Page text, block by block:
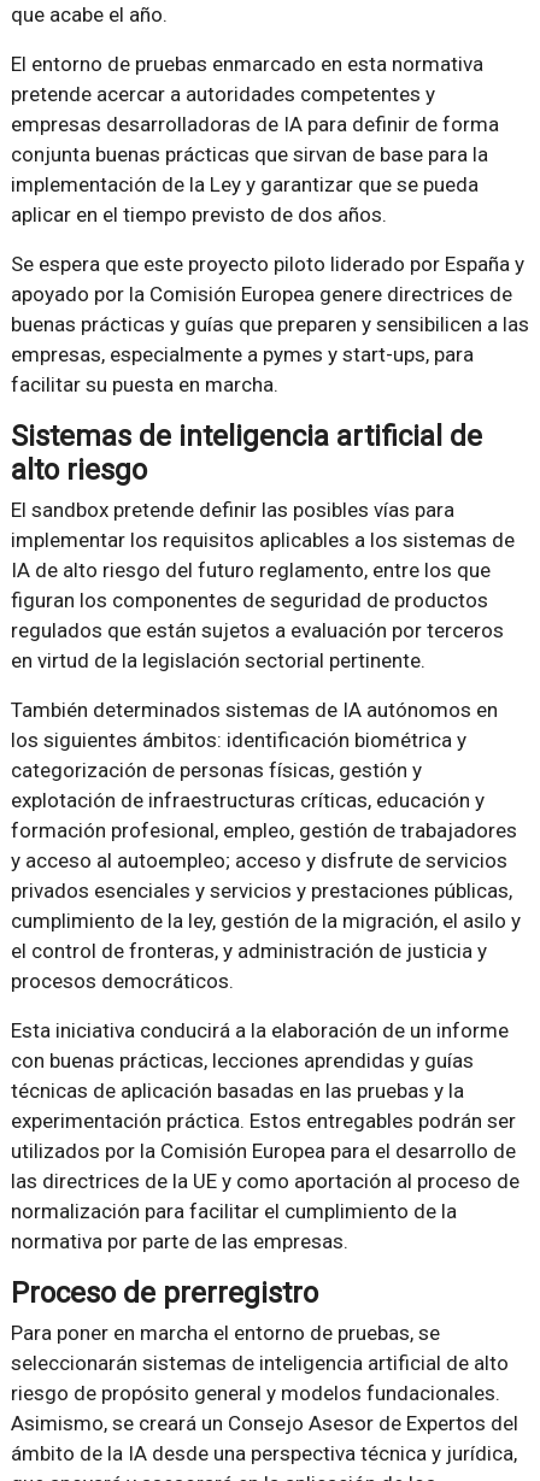
que acabe el año.
El entorno de pruebas enmarcado en esta normativa
pretende acercar a autoridades competentes y
empresas desarrolladoras de IA para definir de forma
conjunta buenas prácticas que sirvan de base para la
implementación de la Ley y garantizar que se pueda
aplicar en el tiempo previsto de dos años.
Se espera que este proyecto piloto liderado por España y
apoyado por la Comisión Europea genere directrices de
buenas prácticas y guías que preparen y sensibilicen a las
empresas, especialmente a pymes y start-ups, para
facilitar su puesta en marcha.
Sistemas de inteligencia artificial de
alto riesgo
El sandbox pretende definir las posibles vías para
implementar los requisitos aplicables a los sistemas de
IA de alto riesgo del futuro reglamento, entre los que
figuran los componentes de seguridad de productos
regulados que están sujetos a evaluación por terceros
en virtud de la legislación sectorial pertinente.
También determinados sistemas de IA autónomos en
los siguientes ámbitos: identificación biométrica y
categorización de personas físicas, gestión y
explotación de infraestructuras críticas, educación y
formación profesional, empleo, gestión de trabajadores
y acceso al autoempleo; acceso y disfrute de servicios
privados esenciales y servicios y prestaciones públicas,
cumplimiento de la ley, gestión de la migración, el asilo y
el control de fronteras, y administración de justicia y
procesos democráticos.
Esta iniciativa conducirá a la elaboración de un informe
con buenas prácticas, lecciones aprendidas y guías
técnicas de aplicación basadas en las pruebas y la
experimentación práctica. Estos entregables podrán ser
utilizados por la Comisión Europea para el desarrollo de
las directrices de la UE y como aportación al proceso de
normalización para facilitar el cumplimiento de la
normativa por parte de las empresas.
Proceso de prerregistro
Para poner en marcha el entorno de pruebas, se
seleccionarán sistemas de inteligencia artificial de alto
riesgo de propósito general y modelos fundacionales.
Asimismo, se creará un Consejo Asesor de Expertos del
ámbito de la IA desde una perspectiva técnica y jurídica,